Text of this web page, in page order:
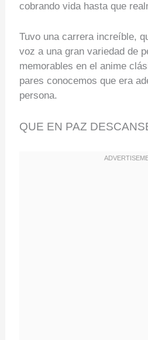
cobrando vida hasta que
Tuvo una carrera increíble,
voz a una gran variedad de
memorables en el anime
pares conocemos que era
persona.
QUE EN PAZ